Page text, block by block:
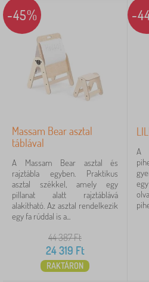
-45%
Massam Bear asztal
táblával
A Massam Bear asztal és
rajztábla egyben. Praktikus
asztal székkel, amely egy
pillanat alatt rajztáblává
alakítható. Az asztal rendelkezik
egy fa rúddal is a...
44 387Ft
24 319 Ft
RAKTÁRON
-
A